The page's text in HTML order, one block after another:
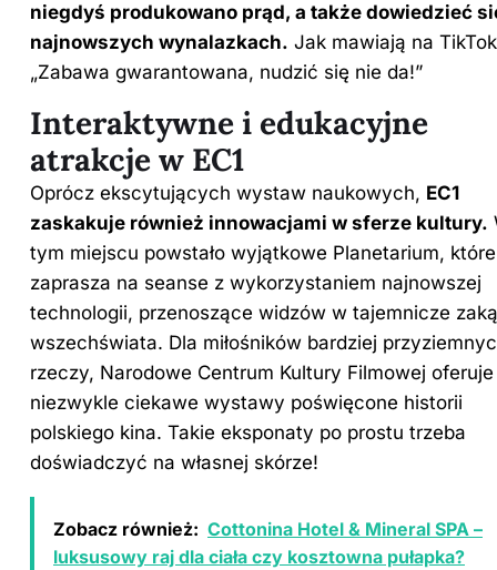
niegdyś produkowano prąd, a także dowiedzieć
najnowszych wynalazkach. Jak mawiają na
„Zabawa gwarantowana, nudzić się nie da!”
Interaktywne i edukacyjne
atrakcje w EC1
Oprócz ekscytujących wystaw naukowych, EC1
zaskakuje również innowacjami w sferze kultury.
tym miejscu powstało wyjątkowe Planetarium, które
zaprasza na seanse z wykorzystaniem najnowszej
technologii, przenoszące widzów w tajemnicze
wszechświata. Dla miłośników bardziej
rzeczy, Narodowe Centrum Kultury Filmowej oferuje
niezwykle ciekawe wystawy poświęcone historii
polskiego kina. Takie eksponaty po prostu trzeba
doświadczyć na własnej skórze!
Zobacz również: Cottonina Hotel & Mineral SPA –
luksusowy raj dla ciała czy kosztowna pułapka?